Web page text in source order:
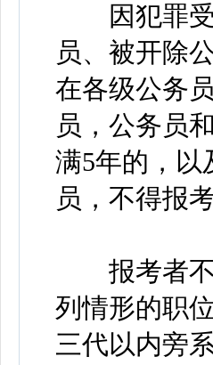
因犯罪受
员、被开除
在各级公务
员，公务员
满5年的，以
员，不得报考
报考者不
列情形的职
三代以内旁